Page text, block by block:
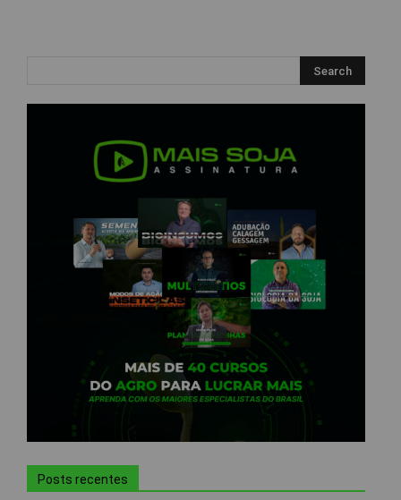
Posts recentes